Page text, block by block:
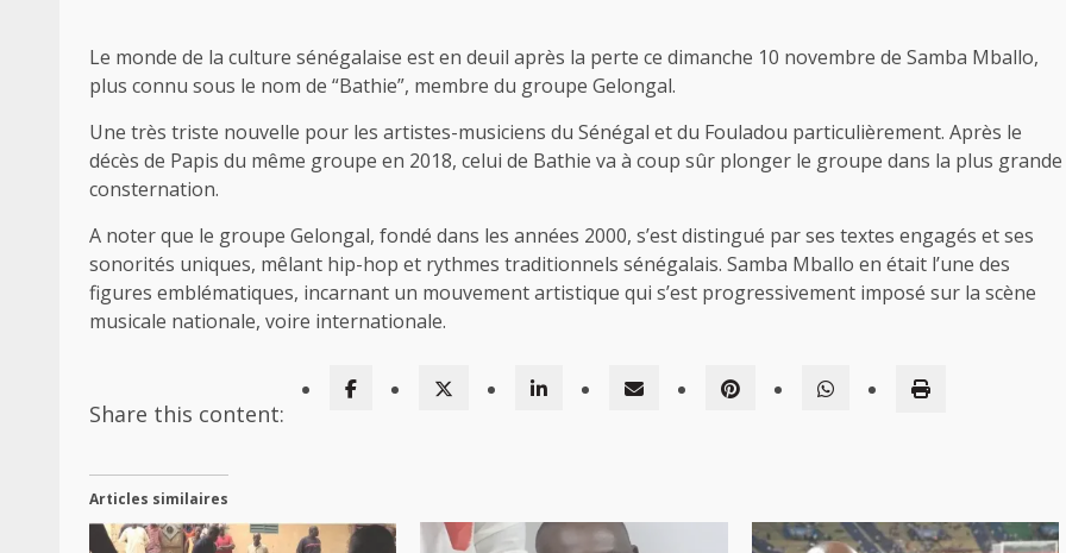
Le monde de la culture sénégalaise est en deuil après la perte ce dimanche 10 novembre de Samba Mballo,
plus connu sous le nom de “Bathie”, membre du groupe Gelongal.
Une très triste nouvelle pour les artistes-musiciens du Sénégal et du Fouladou particulièrement. Après le
décès de Papis du même groupe en 2018, celui de Bathie va à coup sûr plonger le groupe dans la plus grande
consternation.
A noter que le groupe Gelongal, fondé dans les années 2000, s’est distingué par ses textes engagés et ses
sonorités uniques, mêlant hip-hop et rythmes traditionnels sénégalais. Samba Mballo en était l’une des
figures emblématiques, incarnant un mouvement artistique qui s’est progressivement imposé sur la scène
musicale nationale, voire internationale.
Share this content:
Articles similaires